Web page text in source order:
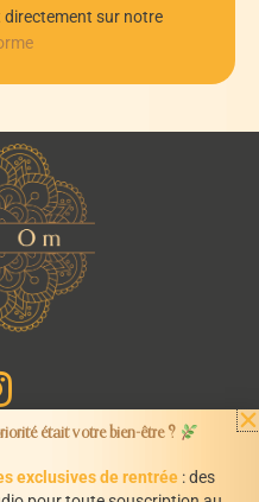
directement sur notre
était votre bien-être ?
exclusives de rentrée: des